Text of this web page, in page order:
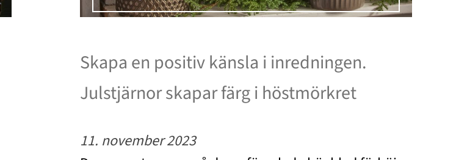
Skapa en positiv känsla i inredningen.
Julstjärnor skapar färg i höstmörkret
11. november 2023